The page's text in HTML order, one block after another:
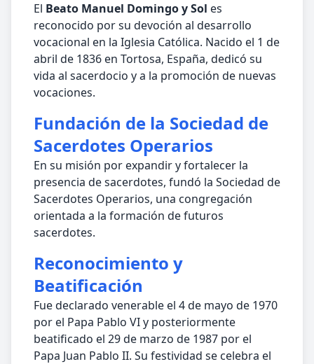
El Beato Manuel Domingo y Sol es
reconocido por su devoción al desarrollo
vocacional en la Iglesia Católica. Nacido el 1 de
abril de 1836 en Tortosa, España, dedicó su
vida al sacerdocio y a la promoción de nuevas
vocaciones.
Fundación de la Sociedad de
Sacerdotes Operarios
En su misión por expandir y fortalecer la
presencia de sacerdotes, fundó la Sociedad de
Sacerdotes Operarios, una congregación
orientada a la formación de futuros
sacerdotes.
Reconocimiento y
Beatificación
Fue declarado venerable el 4 de mayo de 1970
por el Papa Pablo VI y posteriormente
beatificado el 29 de marzo de 1987 por el
Papa Juan Pablo II. Su festividad se celebra el